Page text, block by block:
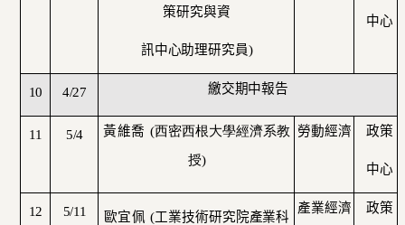
策研究與資
訊中心助理研究員)
中心
10 4/27 繳交期中報告
11 5/4 黃維喬 (西密西根大學經濟系教
授)
勞動經濟 政策
中心
12 5/11 歐宜佩(工業技術研究院產業科
產業經濟 政策